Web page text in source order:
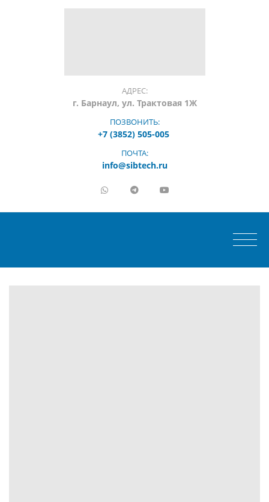
АДРЕС:
г. Барнаул, ул. Трактовая 1Ж
ПОЗВОНИТЬ:
+7 (3852) 505-005
ПОЧТА:
info@sibtech.ru